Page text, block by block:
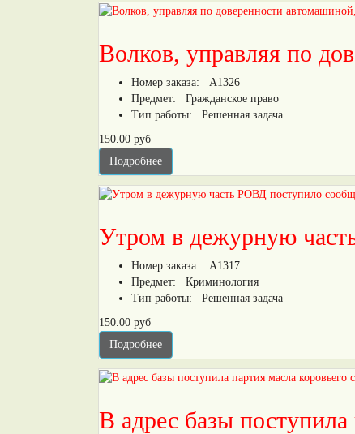
Волков, управляя по
Номер заказа:
А1326
Предмет:
Гражданское право
Тип работы:
Решенная задача
150.00 руб
Подробнее
Утром в дежурную
Номер заказа:
А1317
Предмет:
Криминология
Тип работы:
Решенная задача
150.00 руб
Подробнее
В адрес базы поступила